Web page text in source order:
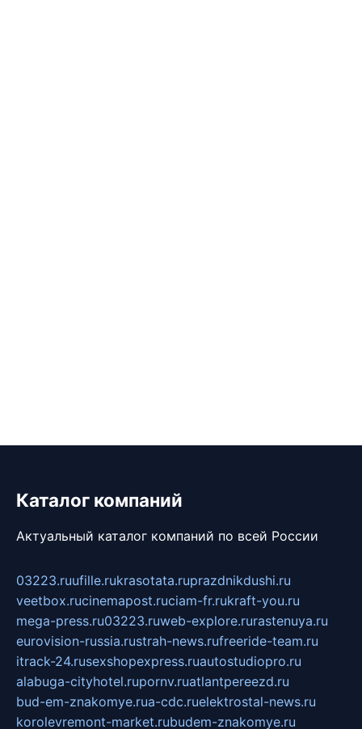
Каталог компаний
Актуальный каталог компаний по всей России
03223.ruufille.rukrasotata.ruprazdnikdushi.ru
veetbox.rucinemapost.ruciam-fr.rukraft-you.ru
mega-press.ru03223.ruweb-explore.rurastenuya.ru
eurovision-russia.rustrah-news.rufreeride-team.ru
itrack-24.rusexshopexpress.ruautostudiopro.ru
alabuga-cityhotel.rupornv.ruatlantpereezd.ru
bud-em-znakomye.rua-cdc.ruelektrostal-news.ru
korolevremont-market.rubudem-znakomye.ru